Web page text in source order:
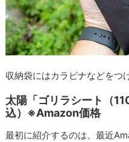
収納袋にはカラビナなどをつ
太陽「ゴリラシート（
込）※Amazon価格
最初に紹介するのは、最近